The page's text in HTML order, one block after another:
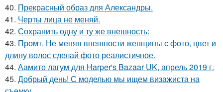
40. Прекрасный образ для Александры.
41. Черты лица не меняй.
42. Сохранить одну и ту же внешность:
43. Промт. Не меняя внешности женщины с фото, цвет и
длину волос сделай фото реалистичное.
44. Аамито лагум для Harper's Bazaar UK, апрель 2019 г.
45. Добрый день! С моделью мы ищем визажиста на